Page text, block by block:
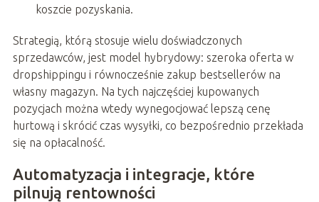
koszcie pozyskania.
Strategią, którą stosuje wielu doświadczonych
sprzedawców, jest model hybrydowy: szeroka oferta w
dropshippingu i równocześnie zakup bestsellerów na
własny magazyn. Na tych najczęściej kupowanych
pozycjach można wtedy wynegocjować lepszą cenę
hurtową i skrócić czas wysyłki, co bezpośrednio przekłada
się na opłacalność.
Automatyzacja i integracje, które
pilnują rentowności